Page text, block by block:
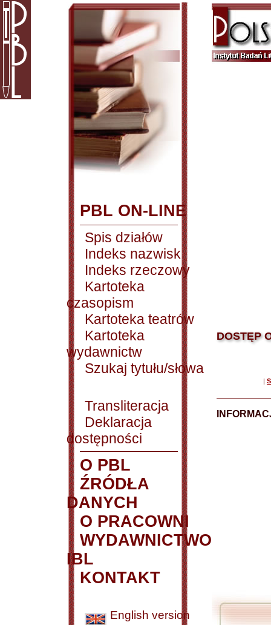
PBL ON-LINE
Spis działów
Indeks nazwisk
Indeks rzeczowy
Kartoteka
czasopism
Kartoteka teatrów
Kartoteka
wydawnictw
Szukaj tytułu/słowa
Transliteracja
Deklaracja
dostępności
O PBL
ŹRÓDŁA
DANYCH
O PRACOWNI
WYDAWNICTWO
IBL
KONTAKT
English version
DOSTĘP
|